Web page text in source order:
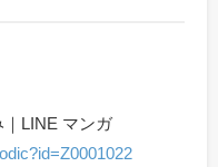
LINE マンガ